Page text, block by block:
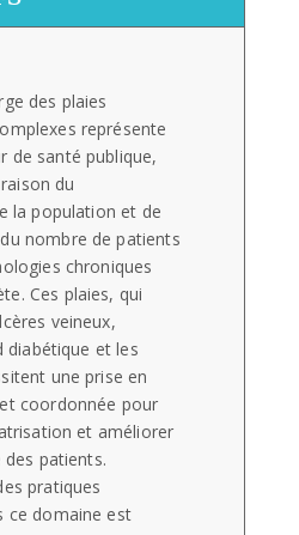
des plaies
représente
de santé publique,
du
la population et de
nombre de patients
chroniques
Ces plaies, qui
veineux,
diabétique et les
une prise en
coordonnée pour
et améliorer
patients.
pratiques
ce domaine est